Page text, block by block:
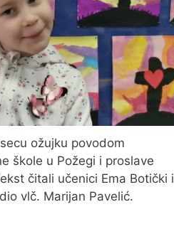
ožujku povodom
škole u Požegi i proslave
čitali učenici Ema Botički i
vlč. Marijan Pavelić.